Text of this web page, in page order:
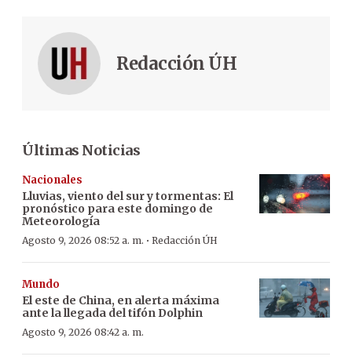
Redacción ÚH
Últimas Noticias
Nacionales
Lluvias, viento del sur y tormentas: El
pronóstico para este domingo de
Meteorología
Agosto 9, 2026 08:52 a. m. · Redacción ÚH
Mundo
El este de China, en alerta máxima
ante la llegada del tifón Dolphin
Agosto 9, 2026 08:42 a. m.